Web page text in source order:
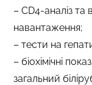
– CD4-аналіз та
навантаження;
– тести на
– біохімічні
загальний